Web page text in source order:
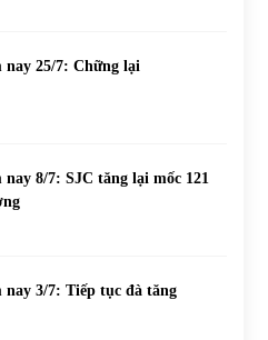
nay 25/7: Chững lại
8/7: SJC tăng lại mốc 121
nay 3/7: Tiếp tục đà tăng